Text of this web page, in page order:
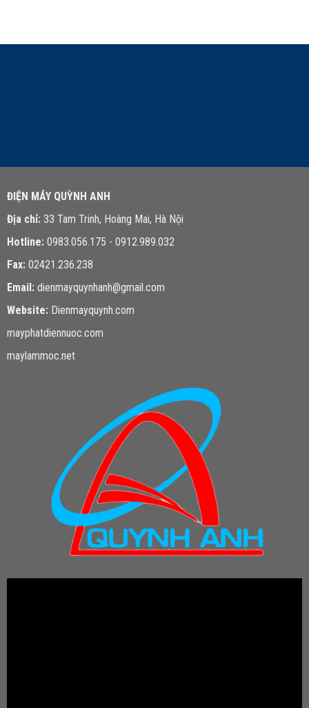
ĐIỆN MÁY QUỲNH ANH
Địa chỉ: 33 Tam Trinh, Hoàng Mai, Hà Nội
Hotline: 0983.056.175 - 0912.989.032
Fax: 02421.236.238
Email: dienmayquynhanh@gmail.com
Website: Dienmayquynh.com
mayphatdiennuoc.com
maylammoc.net